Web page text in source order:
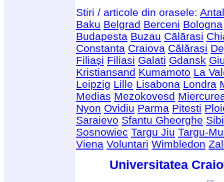
Stiri / articole din orasele:
Baku Belgrad Berceni Bologna
Budapesta Buzau Cãlãrasi
Constanta Craiova Călărași
Filiași Filiasi Galati Gdansk
Kristiansand Kumamoto La
Leipzig Lille Lisabona Londra
Medias Mezokovesd
Nyon Ovidiu Parma Pitesti
Saraievo Sfantu Gheorghe
Sosnowiec Targu Jiu Targu-
Viena Voluntari Wimbledon
Universitatea